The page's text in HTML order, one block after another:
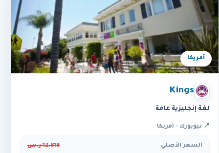
أمريكا
Kings
لغة إنجليزية عامة
📍 نيويورك - أمريكا
السعر الأصلي
12,818 ر.س